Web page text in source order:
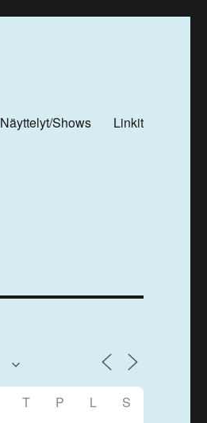
Näyttelyt/Shows Linkit
T P L
S